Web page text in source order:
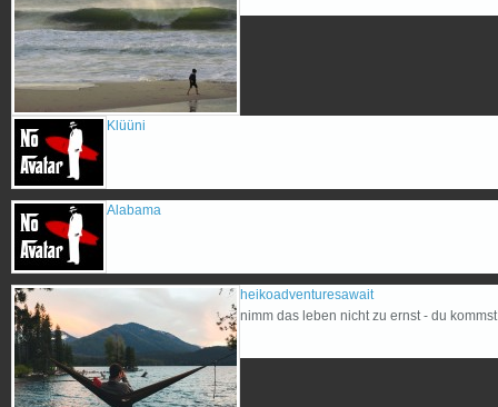
Klüüni
Alabama
heikoadventuresawait
nimm das leben nicht zu ernst - du